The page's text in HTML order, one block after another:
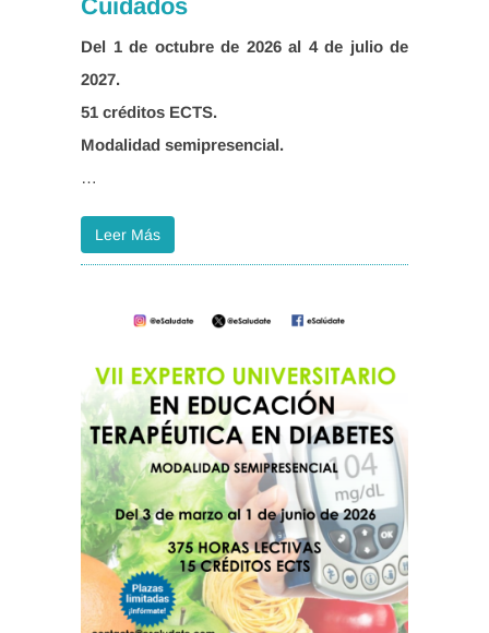
Cuidados
Del 1 de octubre de 2026 al 4 de julio de
…
Leer Más